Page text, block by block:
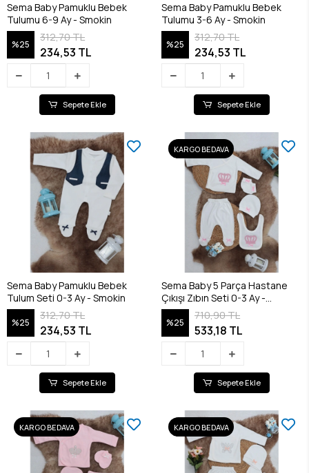
Sema Baby Pamuklu Bebek
Tulumu 6-9 Ay - Smokin
%25
312,70 TL
234,53 TL
Sepete Ekle
Sema Baby Pamuklu Bebek
Tulumu 3-6 Ay - Smokin
%25
312,70 TL
234,53 TL
Sepete Ekle
Sema Baby Pamuklu Bebek
Tulum Seti 0-3 Ay - Smokin
%25
312,70 TL
234,53 TL
Sepete Ekle
KARGO BEDAVA
Sema Baby 5 Parça Hastane
Çıkışı Zıbın Seti 0-3 Ay -
Princess
%25
710,90 TL
533,18 TL
Sepete Ekle
KARGO BEDAVA KARGO BEDAVA